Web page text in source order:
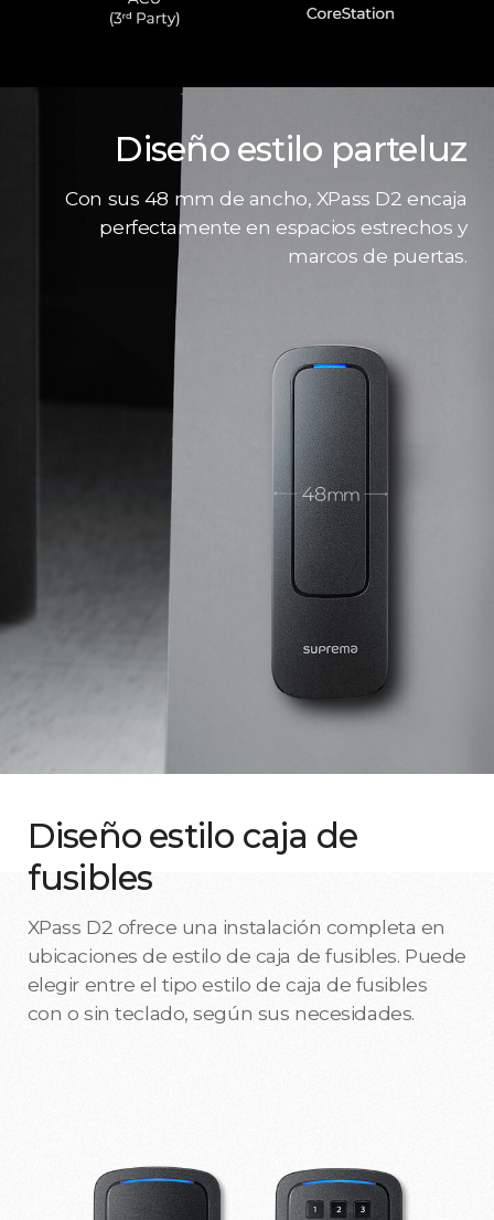
Diseño estilo parteluz
Con sus 48 mm de ancho, XPass D2 encaja
perfectamente en espacios estrechos y
marcos de puertas.
Diseño estilo caja de
fusibles
XPass D2 ofrece una instalación completa en
ubicaciones de estilo de caja de fusibles. Puede
elegir entre el tipo estilo de caja de fusibles
con o sin teclado, según sus necesidades.